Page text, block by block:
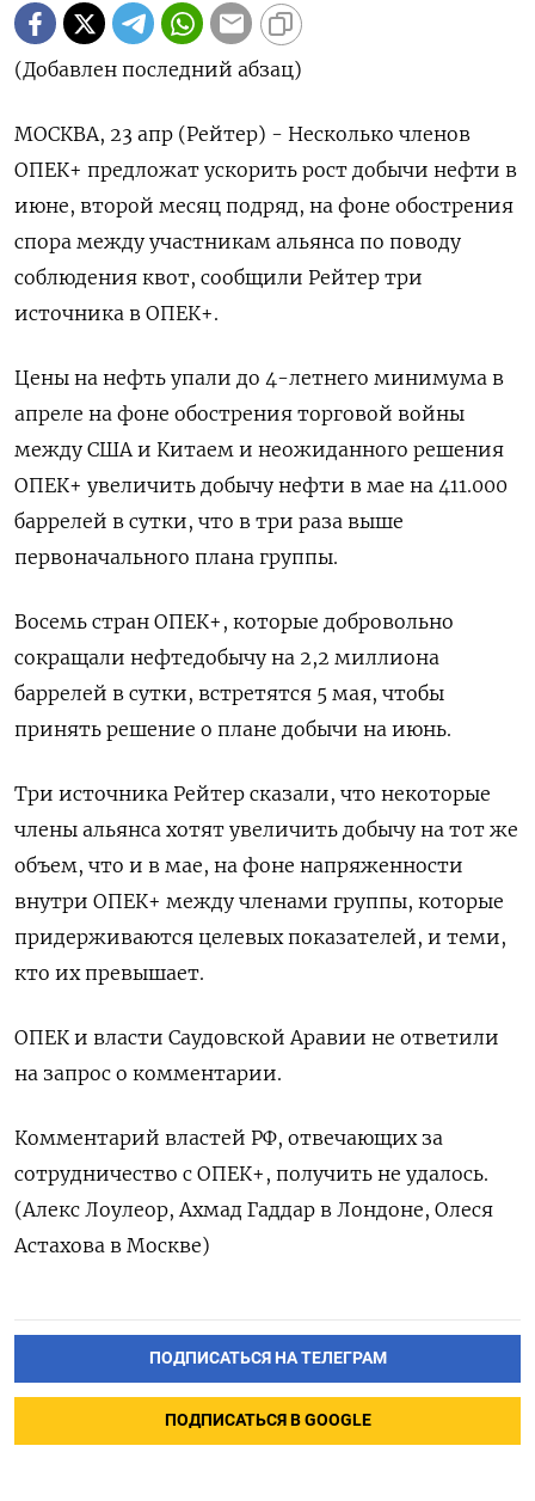
(Добавлен последний абзац)
МОСКВА, 23 апр (Рейтер) - Несколько членов
ОПЕК+ предложат ускорить рост добычи нефти в
июне, второй месяц подряд, на фоне обострения
спора между участникам альянса по поводу
соблюдения квот, сообщили Рейтер три
источника в ОПЕК+.
Цены на нефть упали до 4-летнего минимума в
апреле на фоне обострения торговой войны
между США и Китаем и неожиданного решения
ОПЕК+ увеличить добычу нефти в мае на 411.000
баррелей в сутки, что в три раза выше
первоначального плана группы.
Восемь стран ОПЕК+, которые добровольно
сокращали нефтедобычу на 2,2 миллиона
баррелей в сутки, встретятся 5 мая, чтобы
принять решение о плане добычи на июнь.
Три источника Рейтер сказали, что некоторые
члены альянса хотят увеличить добычу на тот же
объем, что и в мае, на фоне напряженности
внутри ОПЕК+ между членами группы, которые
придерживаются целевых показателей, и теми,
кто их превышает.
ОПЕК и власти Саудовской Аравии не ответили
на запрос о комментарии.
Комментарий властей РФ, отвечающих за
сотрудничество с ОПЕК+, получить не удалось.
(Алекс Лоулеор, Ахмад Гаддар в Лондоне, Олеся
Астахова в Москве)
ПОДПИСАТЬСЯ НА ТЕЛЕГРАМ
ПОДПИСАТЬСЯ В GOOGLE